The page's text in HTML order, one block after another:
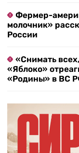
Фермер-
молочник»
России
«Снимать
«Яблоко»
«Родины» в ВС